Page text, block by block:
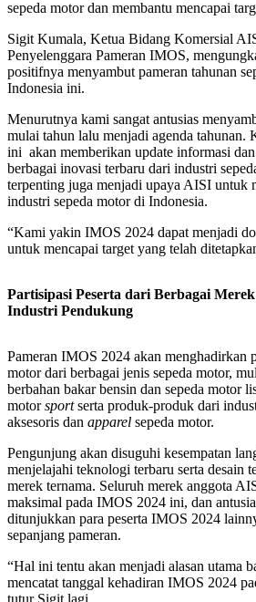
sepeda motor dan membantu mencapai
Sigit Kumala, Ketua Bidang Komersial
Penyelenggara Pameran IMOS,
positifnya menyambut pameran tahunan
Indonesia ini.
Menurutnya kami sangat antusias
mulai tahun lalu menjadi agenda tahunan.
ini akan memberikan update informasi
berbagai inovasi terbaru dari industri
terpenting juga menjadi upaya AISI untuk
industri sepeda motor di Indonesia.
“Kami yakin IMOS 2024 dapat menjadi
untuk mencapai target yang telah
Partisipasi Peserta dari Berbagai
Industri Pendukung
Pameran IMOS 2024 akan menghadirkan
motor dari berbagai jenis sepeda motor,
berbahan bakar bensin dan sepeda motor
motorsportserta produk-produk dari
aksesoris dan apparel sepeda motor.
Pengunjung akan disuguhi kesempatan
menjelajahi teknologi terbaru serta desain
merek ternama. Seluruh merek anggota
maksimal pada IMOS 2024 ini, dan
ditunjukkan para peserta IMOS 2024
sepanjang pameran.
“Hal ini tentu akan menjadi alasan utama
mencatat tanggal kehadiran IMOS 2024
tutur Sigit lagi.